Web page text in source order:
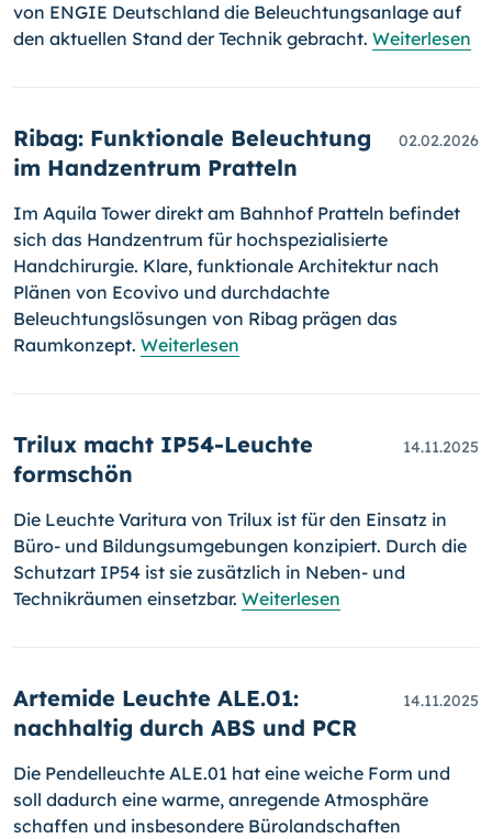
von ENGIE Deutschland die Beleuchtungsanlage auf
den aktuellen Stand der Technik gebracht. Weiterlesen
Ribag: Funktionale Beleuchtung
im Handzentrum Pratteln
02.02.2026
Im Aquila Tower direkt am Bahnhof Pratteln befindet
sich das Handzentrum für hochspezialisierte
Handchirurgie. Klare, funktionale Architektur nach
Plänen von Ecovivo und durchdachte
Beleuchtungslösungen von Ribag prägen das
Raumkonzept. Weiterlesen
Trilux macht IP54-Leuchte
formschön
14.11.2025
Die Leuchte Varitura von Trilux ist für den Einsatz in
Büro- und Bildungsumgebungen konzipiert. Durch die
Schutzart IP54 ist sie zusätzlich in Neben- und
Technikräumen einsetzbar. Weiterlesen
Artemide Leuchte ALE.01:
nachhaltig durch ABS und PCR
14.11.2025
Die Pendelleuchte ALE.01 hat eine weiche Form und
soll dadurch eine warme, anregende Atmosphäre
schaffen und insbesondere Bürolandschaften